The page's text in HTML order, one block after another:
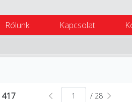
Rólunk Kapcsolat
417 / 28